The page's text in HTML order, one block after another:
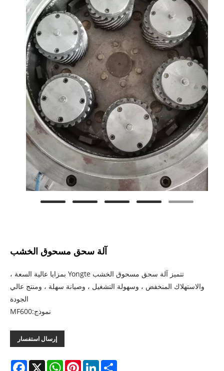
آلة سحق مسحوق الخشب
تتميز آلة سحق مسحوق الخشب Yongte بمزايا عالية السعة ،
والاستهلاك المنخفض ، وسهولة التشغيل ، وصيانة سهلة ، ومنتج عالي
الجودة
نموذج:MF600
إرسال استفسار
X
WhatsAppPinterestLinkedInShare